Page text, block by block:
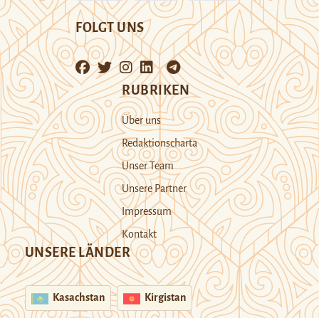
FOLGT UNS
RUBRIKEN
Über uns
Redaktionscharta
Unser Team
Unsere Partner
Impressum
Kontakt
UNSERE LÄNDER
Kasachstan Kirgistan